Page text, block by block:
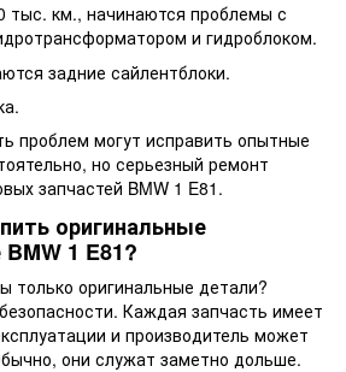
тыс. км., начинаются проблемы с
и гидроблоком.
задние сайлентблоки.
проблем могут исправить опытные
но серьезный ремонт
запчастей BMW 1 E81.
оригинальные
1 E81?
только оригинальные детали?
Каждая запчасть имеет
и производитель может
они служат заметно дольше.